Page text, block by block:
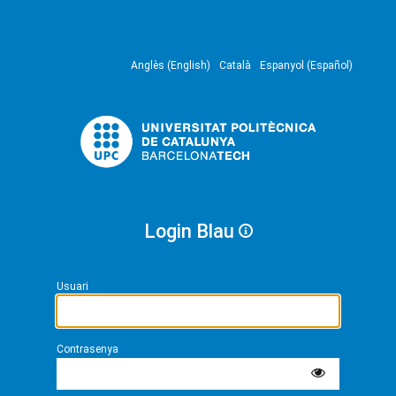
Anglès (English) Català Espanyol (Español)
Login Blau
Usuari
Contrasenya